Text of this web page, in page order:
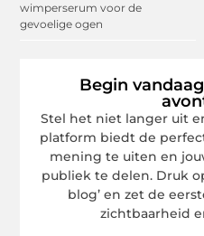
wimperserum voor de
gevoelige ogen
Begin
Stel het niet langer uit
platform biedt de
mening te uiten en
publiek te delen. Druk
blog’ en zet de
zichtbaarheid